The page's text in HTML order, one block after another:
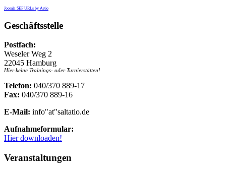
Joomla SEF URLs by Artio
Geschäftsstelle
Postfach:
Weseler Weg 2
22045 Hamburg
Hier keine Trainings- oder Turnierstätten!
Telefon: 040/370 889-17
Fax: 040/370 889-16
E-Mail: info"at"saltatio.de
Aufnahmeformular:
Hier downloaden!
Veranstaltungen